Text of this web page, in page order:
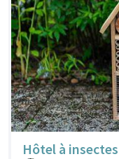
Hôtel à insectes